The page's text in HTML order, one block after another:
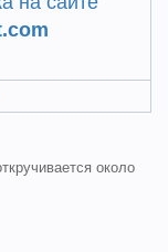
около